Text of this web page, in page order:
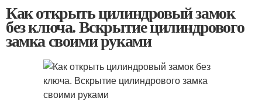
Как открыть цилиндровый замок
без ключа. Вскрытие цилиндрового
замка своими руками